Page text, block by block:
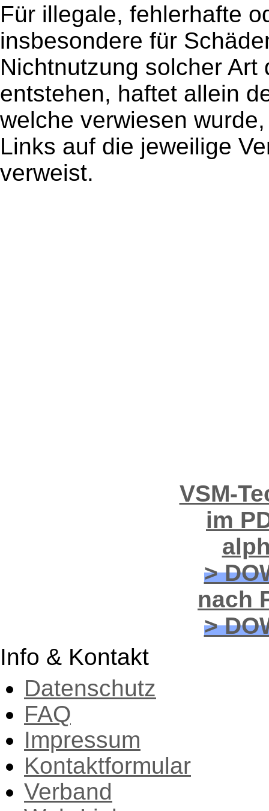
Für illegale, fehlerhafte
insbesondere für
Nichtnutzung solcher
entstehen, haftet allein
welche verwiesen
Links auf die jeweilige
verweist.
VSM-
im
>
nach
>
Info & Kontakt
Datenschutz
FAQ
Impressum
Kontaktformular
Verband